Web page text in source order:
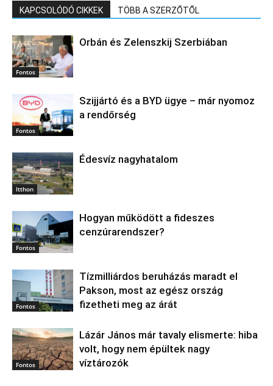
KAPCSOLÓDÓ CIKKEK TÖBB A SZERZŐTŐL
Fontos
Orbán és Zelenszkij Szerbiában
Fontos
Szijjártó és a BYD ügye – már nyomoz
a rendőrség
Itthon
Édesvíz nagyhatalom
Fontos
Hogyan működött a fideszes
cenzúrarendszer?
Fontos
Tízmilliárdos beruházás maradt el
Pakson, most az egész ország
fizetheti meg az árát
Fontos
Lázár János már tavaly elismerte: hiba
volt, hogy nem épültek nagy
víztározók